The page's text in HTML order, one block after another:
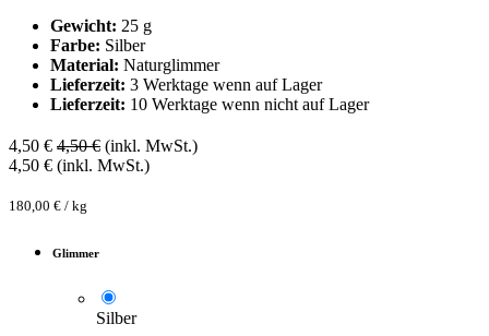
Gewicht: 25 g
Farbe: Silber
Material: Naturglimmer
Lieferzeit: 3 Werktage wenn auf Lager
Lieferzeit: 10 Werktage wenn nicht auf Lager
4,50 € 4,50€ (inkl. MwSt.)
4,50 € (inkl. MwSt.)
180,00 € / kg
Glimmer
Silber